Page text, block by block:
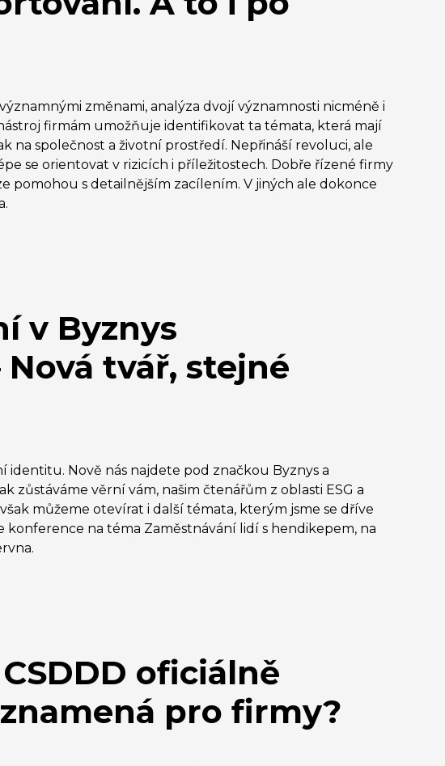
změnami, analýza dvojí významnosti nicméně i
firmám umožňuje identifikovat ta témata, která mají
na společnost a životní prostředí. Nepřináší revoluci, ale
se orientovat v rizicích i příležitostech. Dobře řízené firmy
pomohou s detailnějším zacílením. V jiných ale dokonce
v Byznys
tvář, stejné
identitu. Nově nás najdete pod značkou Byznys a
zůstáváme věrní vám, našim čtenářům z oblasti ESG a
můžeme otevírat i další témata, kterým jsme se dříve
konference na téma Zaměstnávání lidí s hendikepem, na
oficiálně
pro firmy?